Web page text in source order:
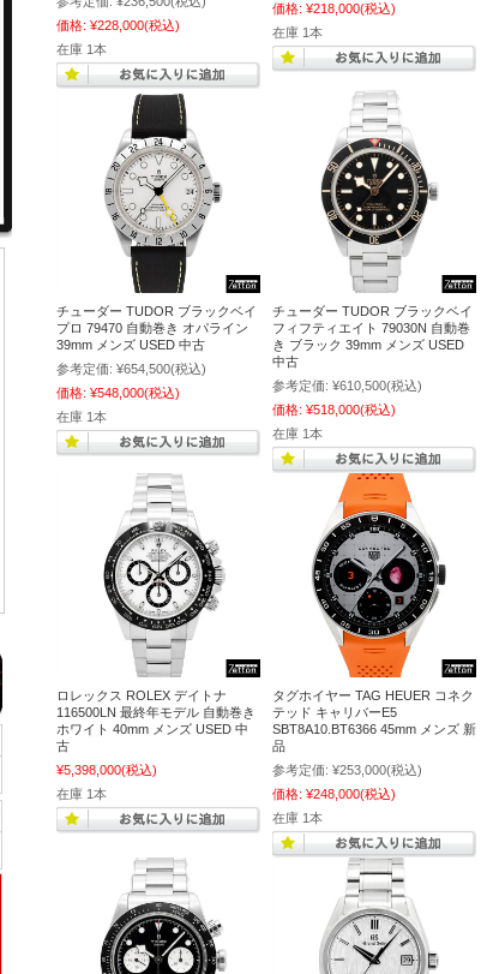
価格: ¥228,000(税込)
在庫 1本
価格: ¥218,000(税込)
在庫 1本
チューダー TUDOR ブラックベイ
プロ 79470 自動巻き オパライン
39mm メンズ USED 中古
参考定価: ¥654,500(税込)
価格: ¥548,000(税込)
在庫 1本
チューダー TUDOR ブラックベイ
フィフティエイト 79030N 自動巻
き ブラック 39mm メンズ USED
中古
参考定価: ¥610,500(税込)
価格: ¥518,000(税込)
在庫 1本
ロレックス ROLEX デイトナ
116500LN 最終年モデル 自動巻き
ホワイト 40mm メンズ USED 中
古
¥5,398,000(税込)
在庫 1本
タグホイヤー TAG HEUER コネク
テッド キャリバーE5
SBT8A10.BT6366 45mm メンズ 新
品
参考定価: ¥253,000(税込)
価格: ¥248,000(税込)
在庫 1本